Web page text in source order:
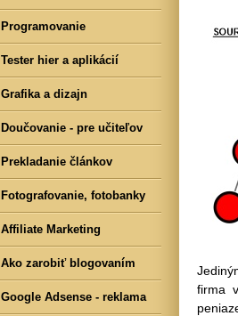
firma
Programovanie
Tester hier a aplikácií
Grafika a dizajn
Doučovanie - pre učiteľov
Prekladanie článkov
Fotografovanie, fotobanky
Affiliate Marketing
Ako zarobiť blogovaním
Google Adsense - reklama